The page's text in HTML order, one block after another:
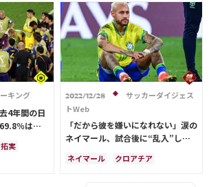
ロアチア
フランス
グランド
ル
メキシコ
ルーン
ア
フランス
ベルギー
クロアチア
スイス
イングランド
オランダ
ポーランド
ポルトガル
ブラジル
アルゼンチン
エクアドル
ウルグアイ
カナダ
メキシコ
ガーナ
セネガル
カメルーン
モロッコ
韓国
アメリカ
オーストラリア
コスタリカ
キング
4年間の日
％は歴
実
2022/12/28
サッカーダイジェス
トWeb
「だから彼を嫌いになれない」涙の
ネイマール、試合後に“乱入”した
行動が大反響！【2022総集編】
ネイマール
クロアチア